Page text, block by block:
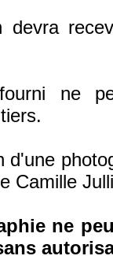
devra
fourni ne
d'une
Camille
ne